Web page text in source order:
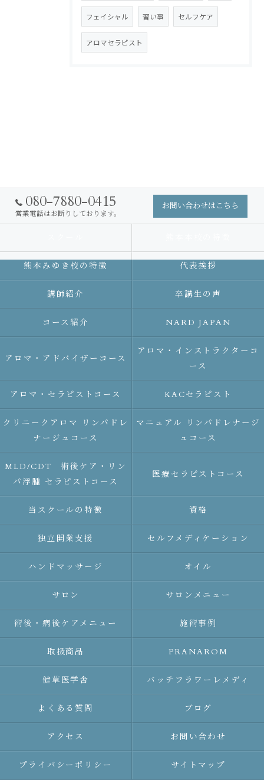
フェイシャル 習い事 セルフケア
アロマセラピスト
080-7880-0415
営業電話はお断りしております。
お問い合わせはこちら
熊本みゆき校の特徴 代表挨拶
講師紹介 卒講生の声
コース紹介 NARD JAPAN
アロマ・アドバイザーコース
アロマ・インストラクターコ
ース
アロマ・セラピストコース KACセラピスト
クリニークアロマ リンパドレ
ナージュコース
マニュアル リンパドレナージ
ュコース
MLD/CDT 術後ケア・リン
パ浮腫 セラピストコース
医療セラピストコース
当スクールの特徴 資格
独立開業支援 セルフメディケーション
ハンドマッサージ オイル
サロン サロンメニュー
術後・病後ケアメニュー 施術事例
取扱商品 PRANAROM
健草医学舎 バッチフラワーレメディ
よくある質問 ブログ
アクセス お問い合わせ
プライバシーポリシー サイトマップ